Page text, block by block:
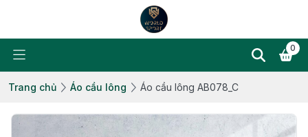
0
Trang chủ Áo cầu lông Áo cầu lông AB078_C